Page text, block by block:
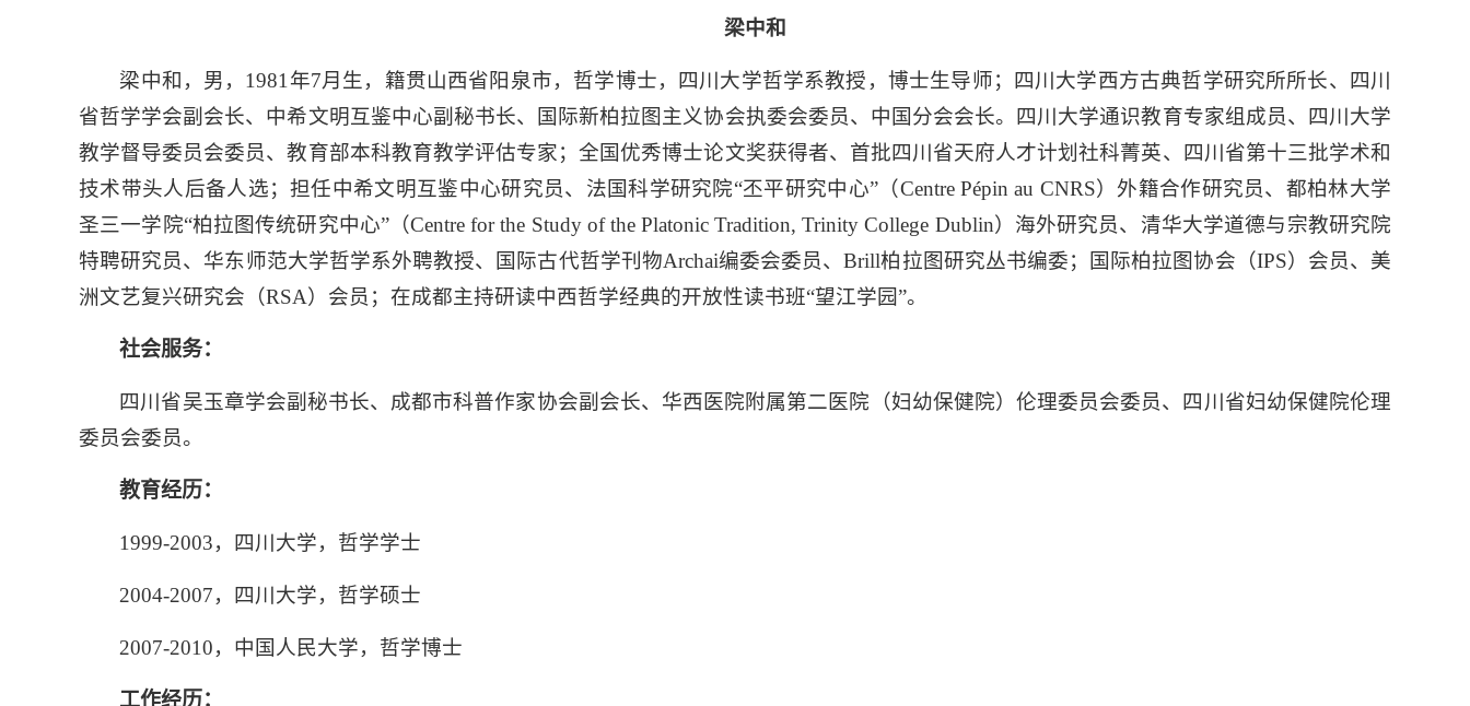
梁中和
梁中和，男， 1981 年7月生，籍贯山西省阳泉市，哲学博士，四川大学哲学系教授，博士生导师；四川大学西方古典哲学研究所所长、四川
省哲学学会副会长、中希文明互鉴中心副秘书长、国际新柏拉图主义协会执委会委员、中国分会会长。四川大学通识教育专家组成员、四川大学
教学督导委员会委员、教育部本科教育教学评估专家；全国优秀博士论文奖获得者、首批四川省天府人才计划社科菁英、四川省第十三批学术和
技术带头人后备人选；担任中希文明互鉴中心研究员、法国科学研究院“丕平研究中心” （Centre Pépin au CNRS）外籍合作研究员、都柏林大学
圣三一学院“柏拉图传统研究中心”（Centre for the Study of the Platonic Tradition, Trinity College Dublin）海外研究员、清华大学道德与宗教研究院
特聘研究员、华东师范大学哲学系外聘教授、国际古代哲学刊物Archai编委会委员、Brill柏拉图研究丛书编委；国际柏拉图协会（IPS）会员、美
洲文艺复兴研究会（RSA）会员；在成都主持研读中西哲学经典的开放性读书班“望江学园”。
社会服务：
四川省吴玉章学会副秘书长、成都市科普作家协会副会长、华西医院附属第二医院（妇幼保健院）伦理委员会委员、四川省妇幼保健院伦理
委员会委员。
教育经历：
1999-2003，四川大学，哲学学士
2004-2007，四川大学，哲学硕士
2007-2010，中国人民大学，哲学博士
工作经历：